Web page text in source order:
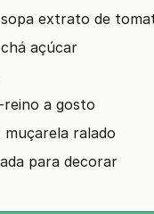
extrato de
açúcar
a gosto
muçarela ralado
para decorar